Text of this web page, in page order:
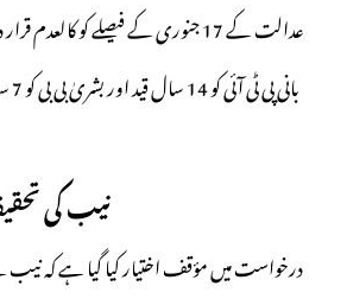
عدالت کے 17 جنوری کے فیصلے کو
نیب کی
درخواست میں مؤقف اختیار کیا گیا ہے کہ